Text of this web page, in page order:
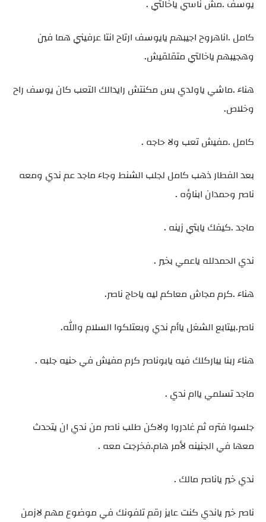
يوسف .مش ناسي ياخالتي .
كامل .اناهروح اجيبهم يايوسف ارتاح انتا عرفيني هما فين
وهجيبهم ياخالتي متقلقيش.
هناء .ماشي ياولدي بس مكنتش رايدالك التعب كان يوسف راح
وخلاص.
كامل .مفيش تعب ولا حاجه .
بعد الفطار ذهب كامل لجلب الشنط وجاء ماجد عم ندي ومعه
ناصر وحمدان ابناؤه .
ماجد .كيفك يابتي زينه .
ندي الحمدلله ياعمي بخير .
هناء .كرم مجاش معاكم ليه ياحاج ناصر.
ناصر.بيتابع الشغل ياأم ندي وبعتلكوا السلام والله.
هناء ربنا يباركلك فيه يابوناصر كرم مفيش في حنيه جلبه .
ماجد تسلمي ياام ندي .
جلسوا فتره ثم غادروا ولاكن طلب ناصر من ندي ان يتحدث
معها في الجنينه لأمر هام.فخرجت معه .
ندي خير ياناصر مالك .
ناصر خير ياندي كنت عايز رقم تلفونك في موضوع مهم لازمن